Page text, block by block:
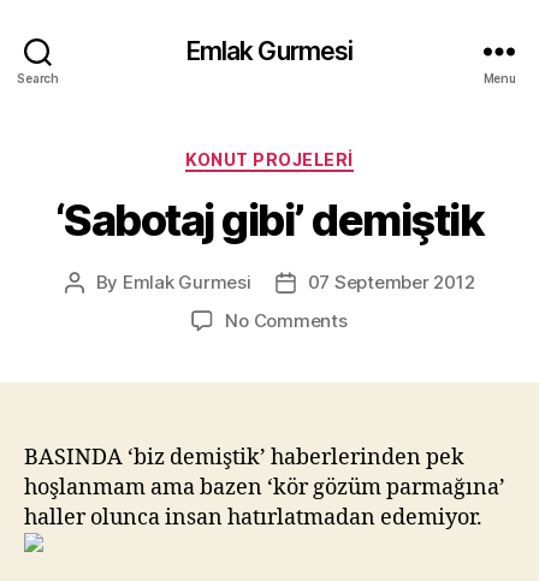
Search
Emlak Gurmesi
Menu
Categories
KONUT PROJELERI
‘Sabotaj gibi’ demiştik
Post
By Emlak Gurmesi
Post07 September 2012
No Commentson
BASINDA ‘biz demiştik’ haberlerinden pek
hoşlanmam ama bazen ‘kör gözüm parmağına’
haller olunca insan hatırlatmadan edemiyor.